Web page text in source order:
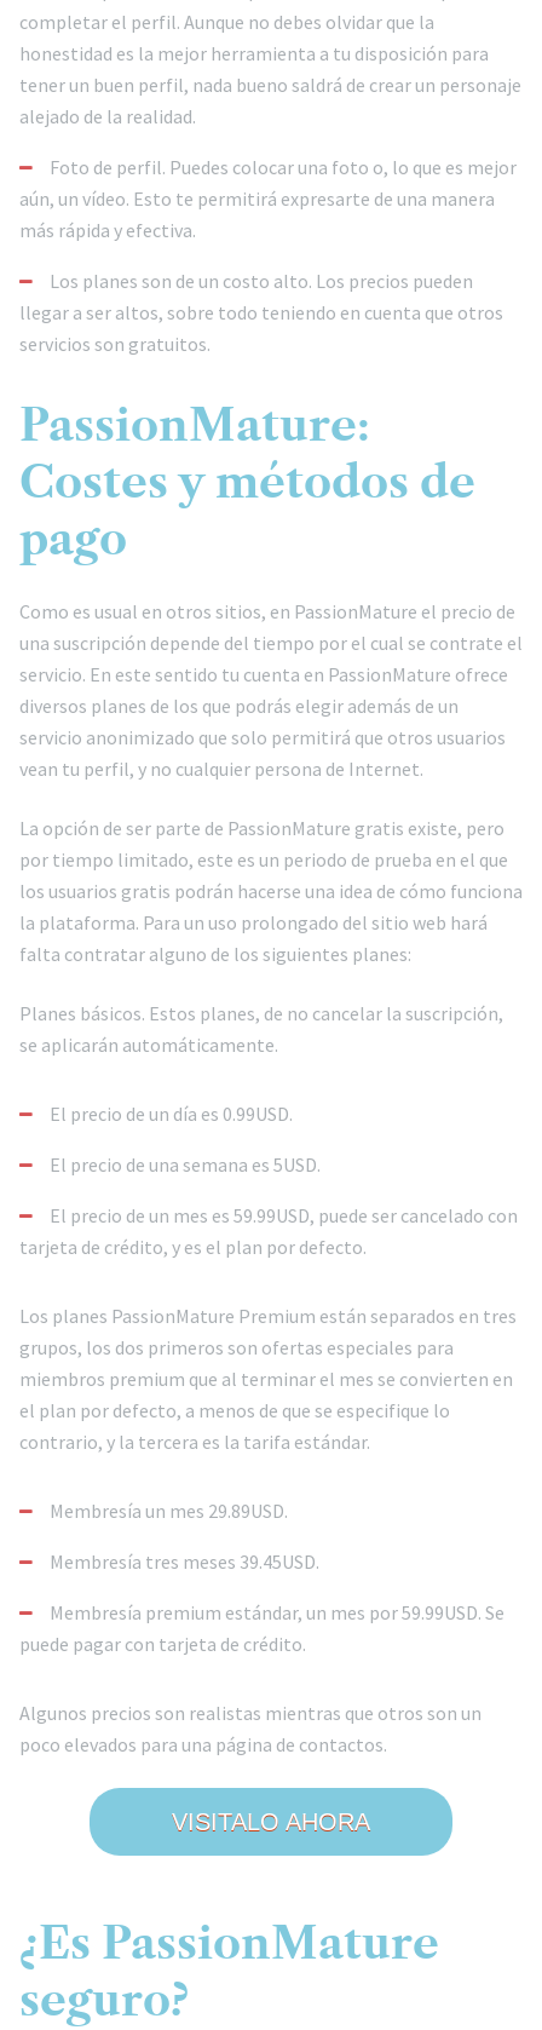
completar el perfil. Aunque no debes olvidar que la
honestidad es la mejor herramienta a tu disposición para
tener un buen perfil, nada bueno saldrá de crear un personaje
alejado de la realidad.
Foto de perfil. Puedes colocar una foto o, lo que es mejor
aún, un vídeo. Esto te permitirá expresarte de una manera
más rápida y efectiva.
Los planes son de un costo alto. Los precios pueden
llegar a ser altos, sobre todo teniendo en cuenta que otros
servicios son gratuitos.
PassionMature:
Costes y métodos de
pago
Como es usual en otros sitios, en PassionMature el precio de
una suscripción depende del tiempo por el cual se contrate el
servicio. En este sentido tu cuenta en PassionMature ofrece
diversos planes de los que podrás elegir además de un
servicio anonimizado que solo permitirá que otros usuarios
vean tu perfil, y no cualquier persona de Internet.
La opción de ser parte de PassionMature gratis existe, pero
por tiempo limitado, este es un periodo de prueba en el que
los usuarios gratis podrán hacerse una idea de cómo funciona
la plataforma. Para un uso prolongado del sitio web hará
falta contratar alguno de los siguientes planes:
Planes básicos. Estos planes, de no cancelar la suscripción,
se aplicarán automáticamente.
El precio de un día es 0.99USD.
El precio de una semana es 5USD.
El precio de un mes es 59.99USD, puede ser cancelado con
tarjeta de crédito, y es el plan por defecto.
Los planes PassionMature Premium están separados en tres
grupos, los dos primeros son ofertas especiales para
miembros premium que al terminar el mes se convierten en
el plan por defecto, a menos de que se especifique lo
contrario, y la tercera es la tarifa estándar.
Membresía un mes 29.89USD.
Membresía tres meses 39.45USD.
Membresía premium estándar, un mes por 59.99USD. Se
puede pagar con tarjeta de crédito.
Algunos precios son realistas mientras que otros son un
poco elevados para una página de contactos.
VISITALO AHORA
¿Es PassionMature
seguro?